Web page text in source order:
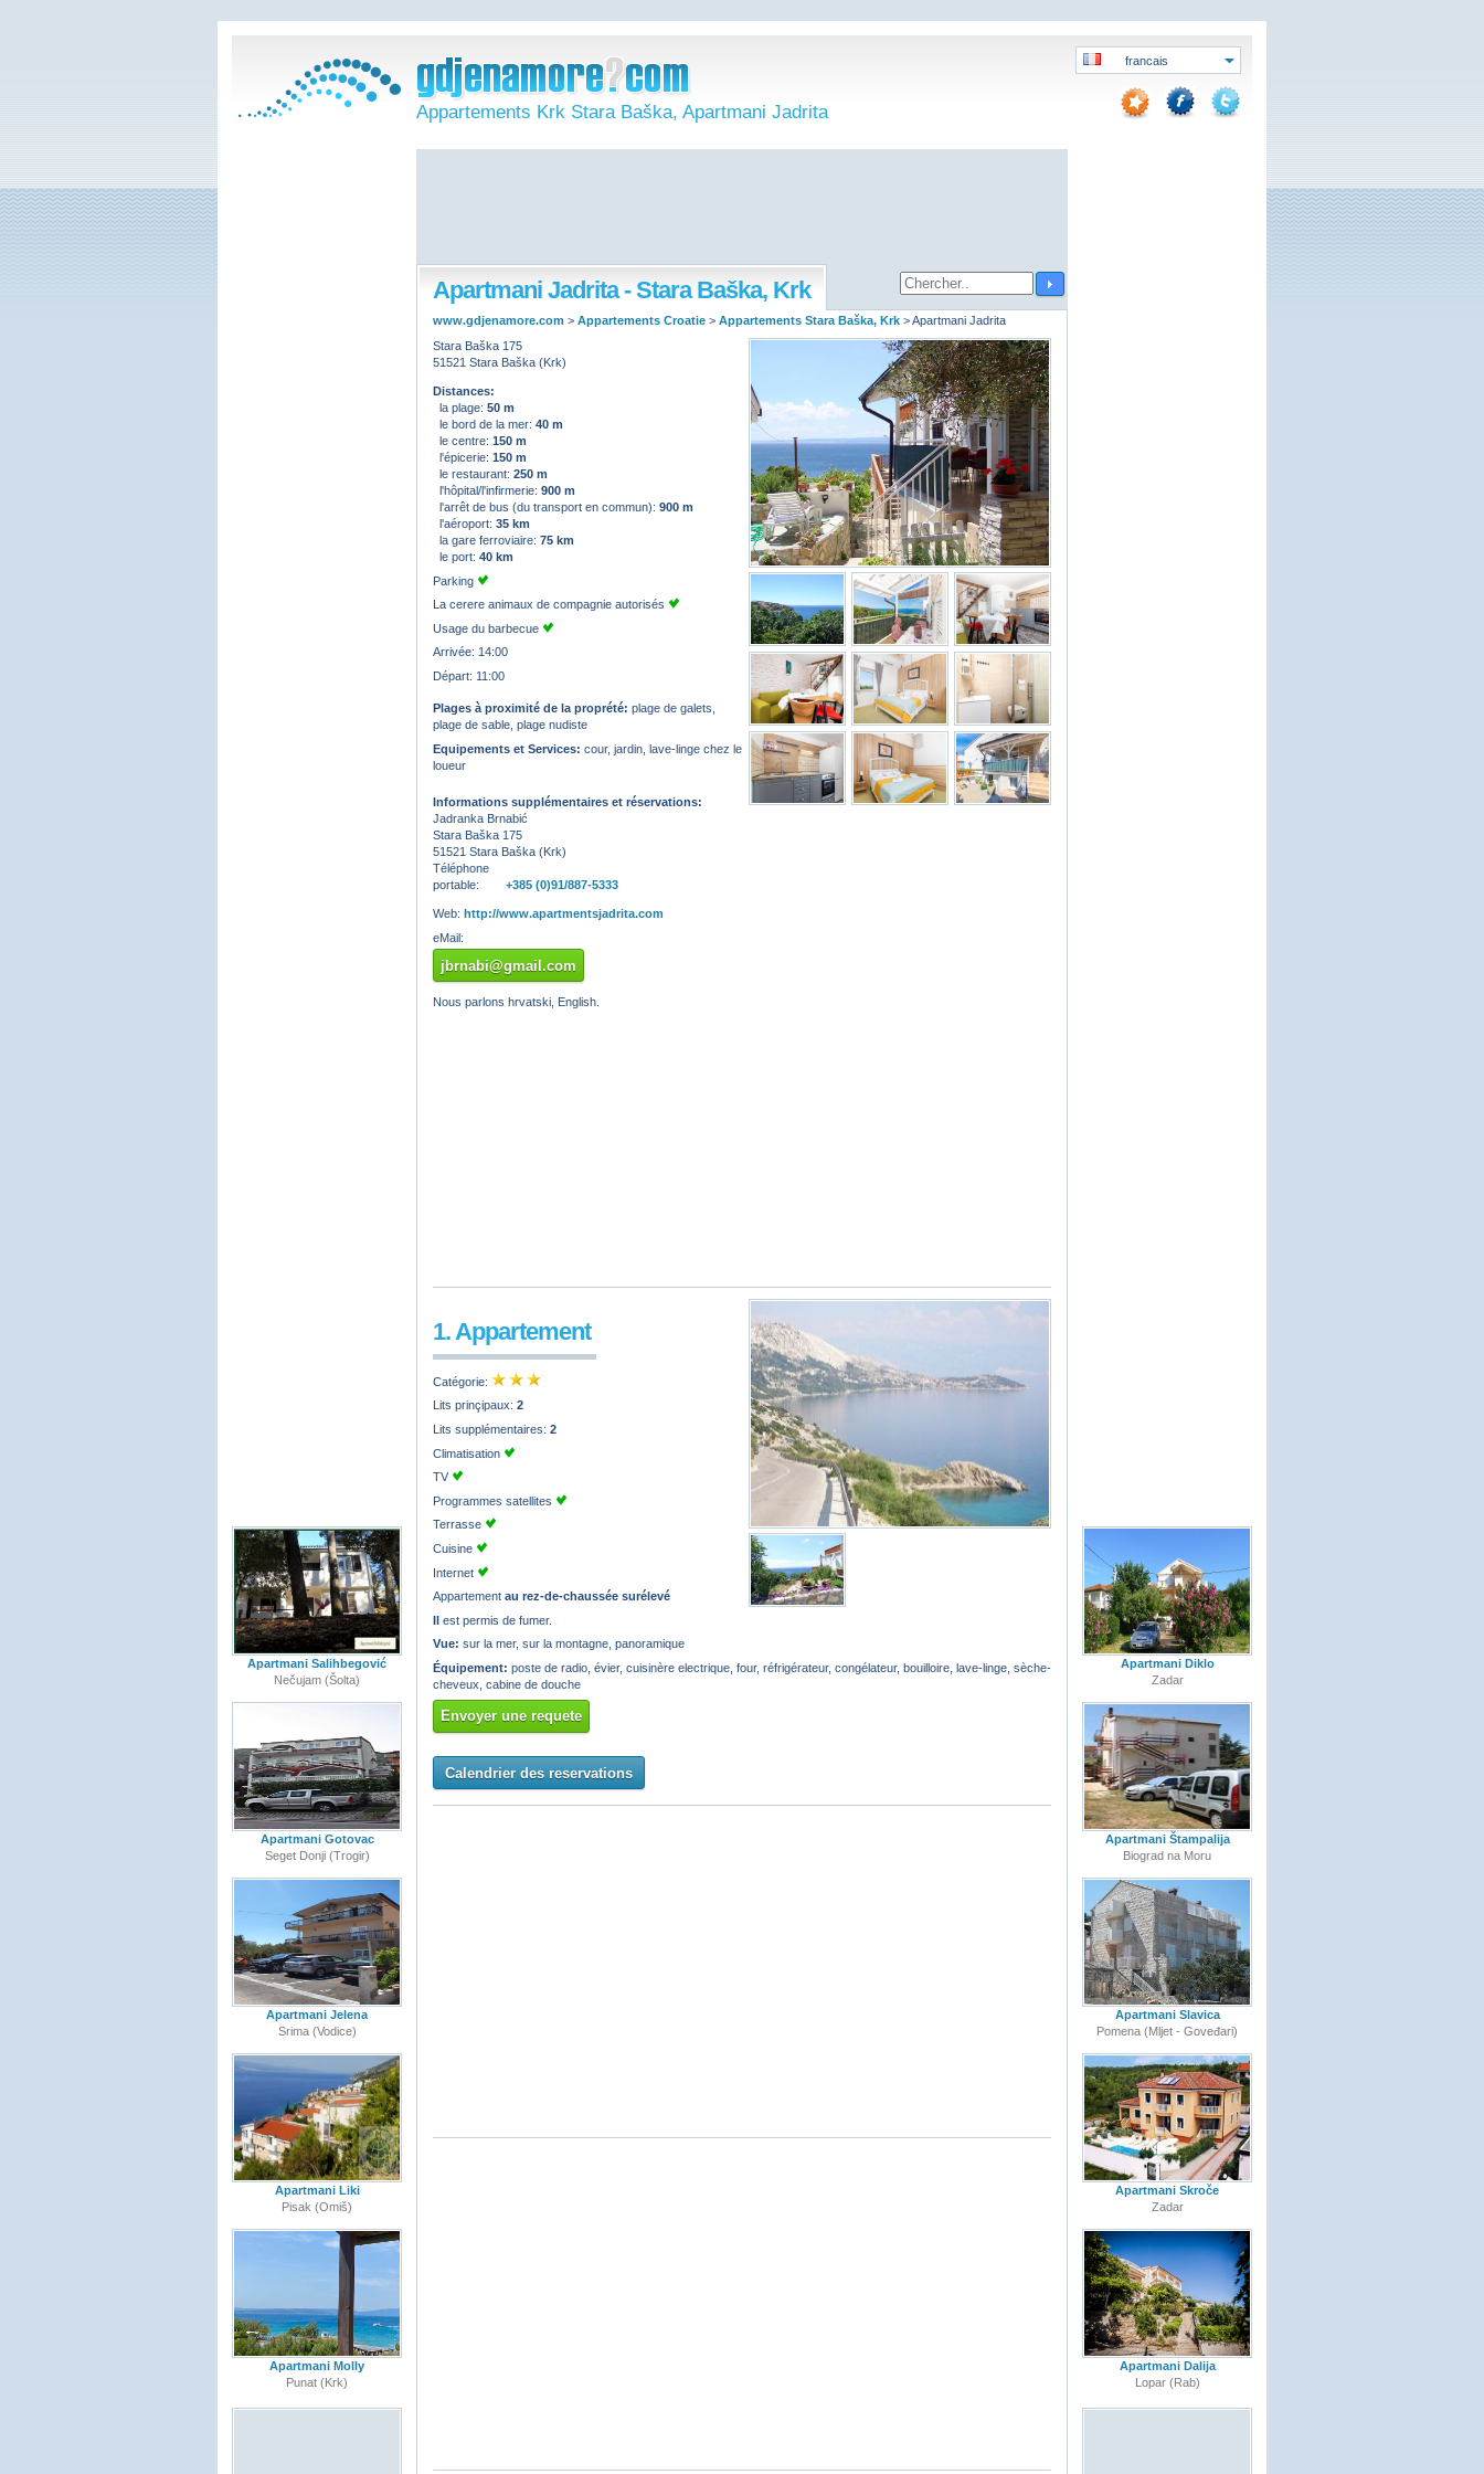
Appartements Krk Stara Baška, Apartmani Jadrita
francais
Apartmani Jadrita - Stara Baška, Krk
www.gdjenamore.com > Appartements Croatie > Appartements Stara Baška, Krk >Apartmani Jadrita
Stara Baška 175
51521 Stara Baška (Krk)
Distances:
la plage: 50 m
le bord de la mer: 40 m
le centre: 150 m
l'épicerie: 150 m
le restaurant: 250 m
l'hôpital/l'infirmerie: 900 m
l'arrêt de bus (du transport en commun): 900 m
l'aéroport: 35 km
la gare ferroviaire: 75 km
le port: 40 km
Parking
La cerere animaux de compagnie autorisés
Usage du barbecue
Arrivée: 14:00
Départ: 11:00
Plages à proximité de la proprété: plage de galets,
plage de sable, plage nudiste
Equipements et Services: cour, jardin, lave-linge chez le
loueur
Informations supplémentaires et réservations:
Jadranka Brnabić
Stara Baška 175
51521 Stara Baška (Krk)
Téléphone
portable:
+385 (0)91/887-5333
Web: http://www.apartmentsjadrita.com
eMail:
jbrnabi@gmail.com
Nous parlons hrvatski, English.
1. Appartement
Catégorie:
Lits prinçipaux: 2
Lits supplémentaires: 2
Climatisation
TV
Programmes satellites
Terrasse
Cuisine
Internet
Appartement au rez-de-chaussée surélevé
Il est permis de fumer.
Vue: sur la mer, sur la montagne, panoramique
Équipement: poste de radio, évier, cuisinère electrique, four, réfrigérateur, congélateur, bouilloire, lave-linge, sèche-
cheveux, cabine de douche
Envoyer une requete
Calendrier des reservations
Apartmani Salihbegović
Nečujam (Šolta)
Apartmani Gotovac
Seget Donji (Trogir)
Apartmani Jelena
Srima (Vodice)
Apartmani Liki
Pisak (Omiš)
Apartmani Molly
Punat (Krk)
Apartmani Diklo
Zadar
Apartmani Štampalija
Biograd na Moru
Apartmani Slavica
Pomena (Mljet - Goveđari)
Apartmani Skroče
Zadar
Apartmani Dalija
Lopar (Rab)